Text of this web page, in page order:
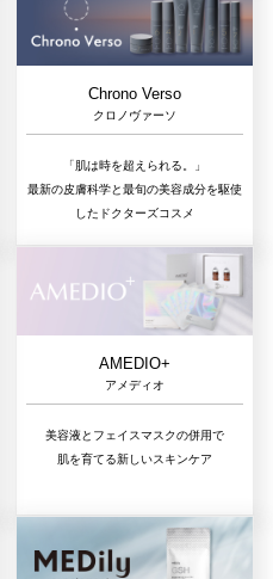
Chrono Verso
クロノヴァーソ
「肌は時を超えられる。」
最新の皮膚科学と最旬の美容成分を駆使
したドクターズコスメ
AMEDIO+
アメディオ
美容液とフェイスマスクの併用で
肌を育てる新しいスキンケア